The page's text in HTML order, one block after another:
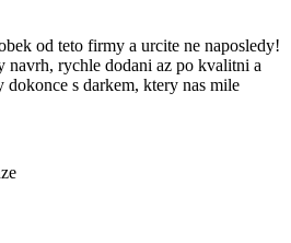
od teto firmy a urcite ne naposledy!
navrh, rychle dodani az po kvalitni a
s darkem, ktery nas mile